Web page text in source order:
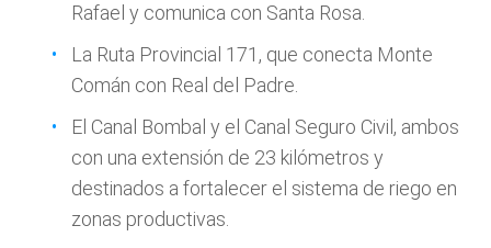
Rafael y comunica con Santa Rosa.
La Ruta Provincial 171, que conecta Monte
Comán con Real del Padre.
El Canal Bombal y el Canal Seguro Civil, ambos
con una extensión de 23 kilómetros y
destinados a fortalecer el sistema de riego en
zonas productivas.